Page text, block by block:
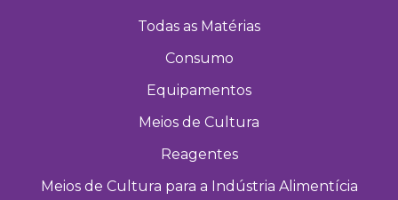
Todas as Matérias
Consumo
Equipamentos
Meios de Cultura
Reagentes
Meios de Cultura para a Indústria Alimentícia